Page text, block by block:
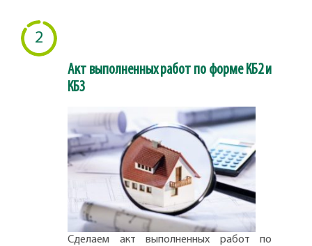
2
Акт выполненных работ по форме КБ2 и
КБ3
Сделаем акт выполненных работ по